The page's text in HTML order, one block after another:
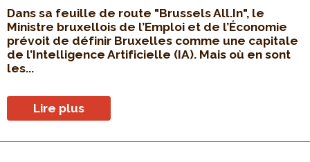
Dans sa feuille de route "Brussels All.In", le
Ministre bruxellois de l’Emploi et de l’Économie
prévoit de définir Bruxelles comme une capitale
de l’Intelligence Artificielle (IA). Mais où en sont
les...
Lire plus